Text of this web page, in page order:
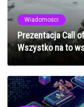
Wiadomości
Prezentacja Call
Wszystko na to